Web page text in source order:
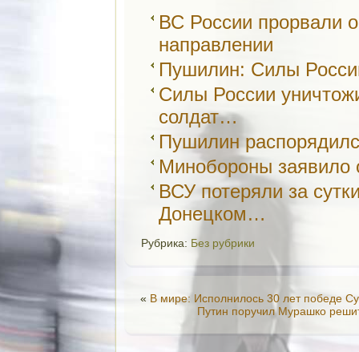
ВС России прорвали
направлении
Пушилин: Силы
Силы России
солдат…
Пушилин
Минобороны заявило
ВСУ потеряли за
Донецком…
Рубрика: Без рубрики
« В мире: Исполнилось 30 лет победе
Путин поручил Мурашко